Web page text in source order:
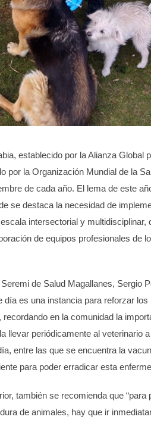
establecido por la Alianza Global
por la Organización Mundial de la
de cada año. El lema de este
se destaca la necesidad de
intersectorial y multidisciplinar,
de equipos profesionales de
de Salud Magallanes, Sergio
día es una instancia para reforzar
en la comunidad la
llevar periódicamente al veterinario
entre las que se encuentra la
para poder erradicar esta
también se recomienda que “para
de animales, hay que ir